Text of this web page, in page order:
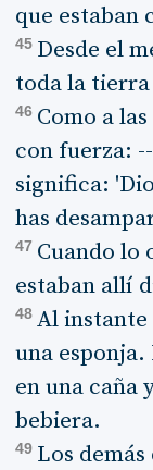
que estaban
45 Desde el
toda la
46 Como a
con fuerza:
significa:
has
47 Cuando lo
estaban allí
48 Al instante
una esponja.
en una caña
bebiera.
49 Los